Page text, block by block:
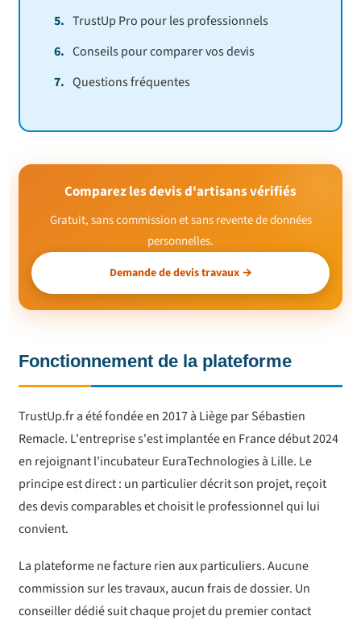
TrustUp Pro pour les professionnels
Conseils pour comparer vos devis
Questions fréquentes
Comparez les devis d'artisans vérifiés
Gratuit, sans commission et sans revente de données
personnelles.
Demande de devis travaux →
Fonctionnement de la plateforme
TrustUp.fr a été fondée en 2017 à Liège par Sébastien
Remacle. L'entreprise s'est implantée en France début 2024
en rejoignant l'incubateur EuraTechnologies à Lille. Le
principe est direct : un particulier décrit son projet, reçoit
des devis comparables et choisit le professionnel qui lui
convient.
La plateforme ne facture rien aux particuliers. Aucune
commission sur les travaux, aucun frais de dossier. Un
conseiller dédié suit chaque projet du premier contact